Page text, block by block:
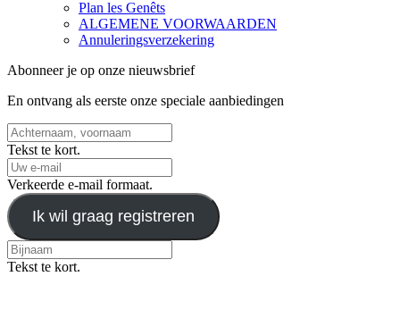
Plan les Genêts
ALGEMENE VOORWAARDEN
Annuleringsverzekering
Abonneer je op onze nieuwsbrief
En ontvang als eerste onze speciale aanbiedingen
Tekst te kort.
Verkeerde e-mail formaat.
Ik wil graag registreren
Tekst te kort.